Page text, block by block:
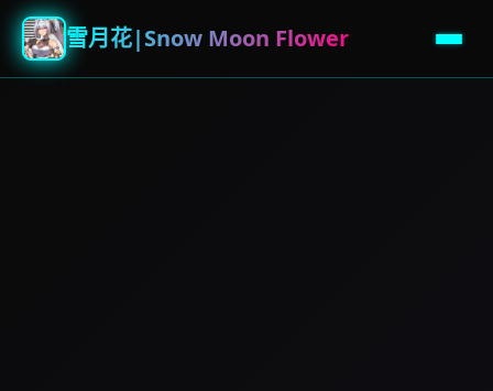
雪月花|Snow Moon Flower